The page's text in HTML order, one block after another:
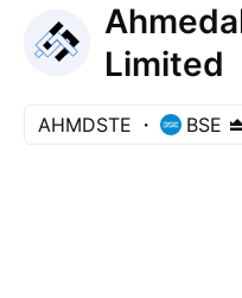
Limited
AHMDSTE BSE